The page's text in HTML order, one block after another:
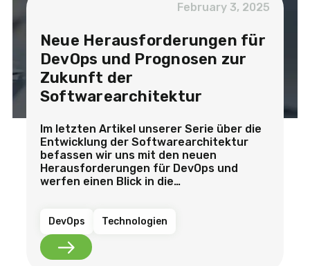
February 3, 2025
Neue Herausforderungen für
DevOps und Prognosen zur
Zukunft der
Softwarearchitektur
Im letzten Artikel unserer Serie über die
Entwicklung der Softwarearchitektur
befassen wir uns mit den neuen
Herausforderungen für DevOps und
werfen einen Blick in die…
DevOps Technologien